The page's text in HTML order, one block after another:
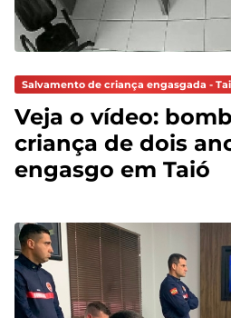
Salvamento de criança engasgada -
Veja o vídeo:
criança de dois
engasgo em Taió